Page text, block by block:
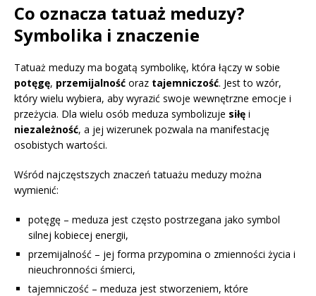
Co oznacza tatuaż meduzy?
Symbolika i znaczenie
Tatuaż meduzy ma bogatą symbolikę, która łączy w sobie
potęgę, przemijalność oraz tajemniczość. Jest to wzór,
który wielu wybiera, aby wyrazić swoje wewnętrzne emocje i
przeżycia. Dla wielu osób meduza symbolizuje siłę i
niezależność, a jej wizerunek pozwala na manifestację
osobistych wartości.
Wśród najczęstszych znaczeń tatuażu meduzy można
wymienić:
potęgę – meduza jest często postrzegana jako symbol
silnej kobiecej energii,
przemijalność – jej forma przypomina o zmienności życia i
nieuchronności śmierci,
tajemniczość – meduza jest stworzeniem, które